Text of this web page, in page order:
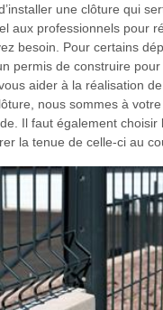
une clôture qui
aux professionnels pour
besoin. Pour certains
permis de construire
aider à la réalisation
nous sommes à
Il faut également choisir
la tenue de celle-ci au